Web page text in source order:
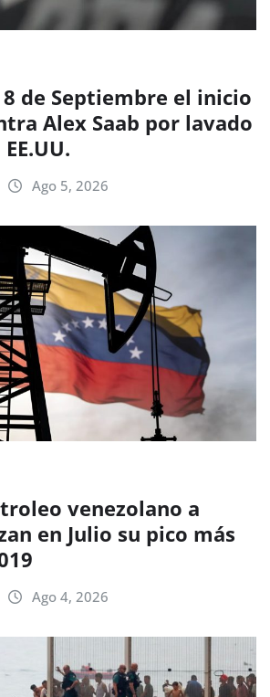
de Septiembre el inicio
Alex Saab por lavado
Ago 5, 2026
venezolano a
en Julio su pico más
Ago 4, 2026